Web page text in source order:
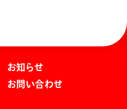
お知らせ
お問い合わせ